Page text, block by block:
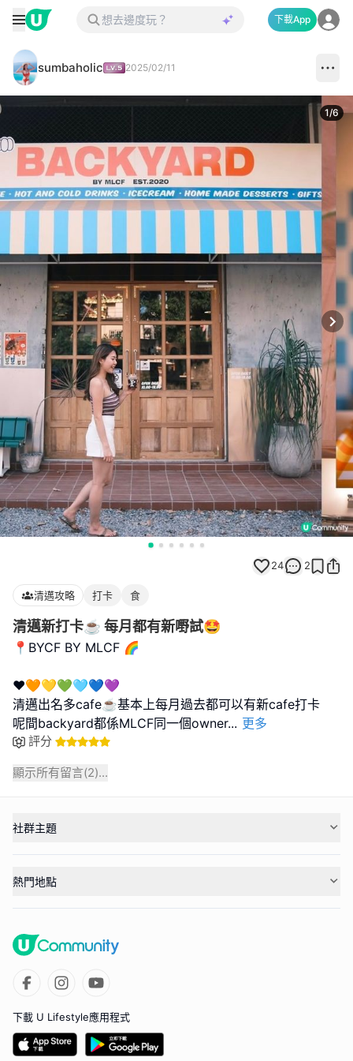
下載App
sumbaholic 2025/02/11
1/6
24 2
清邁攻略 打卡 食
清邁新打卡☕️ 每月都有新嘢試🤩
📍BYCF BY MLCF 🌈
❤️🧡💛💚🩵💙💜
清邁出名多cafe☕️基本上每月過去都可以有新cafe打卡
呢間backyard都係MLCF同一個owner... 更多
評分
顯示所有留言(2)...
社群主題
熱門地點
下載 U Lifestyle應用程式